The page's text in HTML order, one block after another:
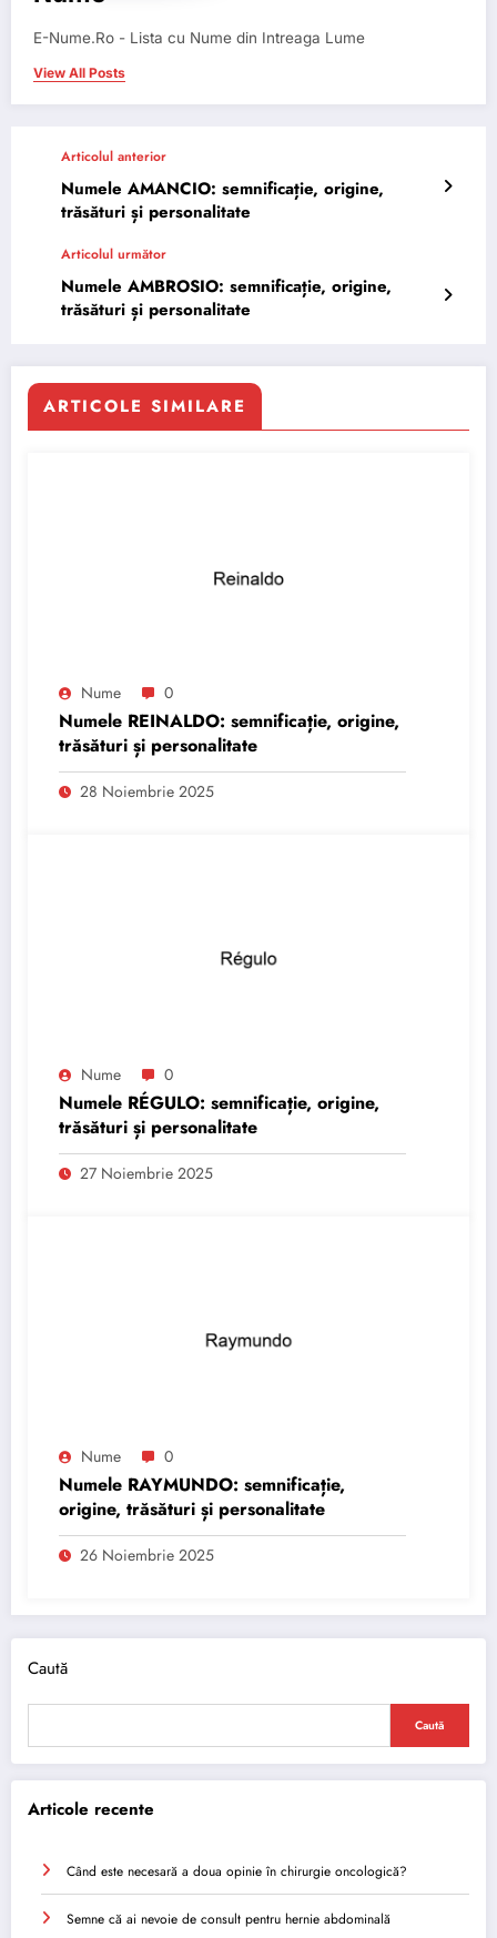
E-Nume.Ro - Lista cu Nume din Intreaga Lume
View All Posts
Articolul anterior
Numele AMANCIO: semnificație, origine,
trăsături și personalitate
Articolul următor
Numele AMBROSIO: semnificație, origine,
trăsături și personalitate
ARTICOLE SIMILARE
Nume 0
Numele REINALDO: semnificație, origine,
trăsături și personalitate
28 Noiembrie 2025
Nume 0
Numele RÉGULO: semnificație, origine,
trăsături și personalitate
27 Noiembrie 2025
Nume 0
Numele RAYMUNDO: semnificație,
origine, trăsături și personalitate
26 Noiembrie 2025
Caută
Caută
Articole recente
Când este necesară a doua opinie în chirurgie oncologică?
Semne că ai nevoie de consult pentru hernie abdominală